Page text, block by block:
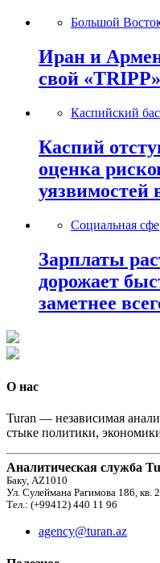
Большой
Иран и
свой «TRIPP»
Каспийский
Каспий
оценка
уязвимостей
Социальная
Зарплаты
дорожает
заметнее
О нас
Turan — независимая
стыке политики,
Аналитическая служба
Баку, AZ1010
Ул. Сулеймана Рагимова 186, кв.
Тел.: (+99412) 440 11 96
agency@turan.az